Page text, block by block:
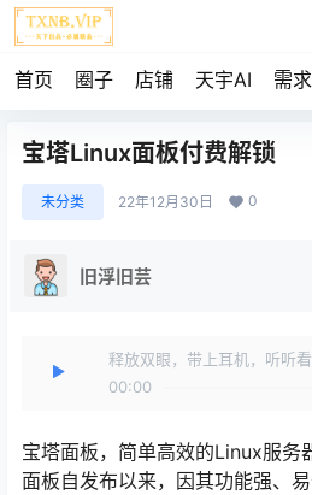
首页 圈子 店铺 天宇AI 需求
宝塔Linux面板付费解锁
未分类 22年12月30日 0
旧浮旧芸
释放双眼，带上耳机，听听看
00:00
宝塔面板，简单高效的Linux服务
面板自发布以来，因其功能强、